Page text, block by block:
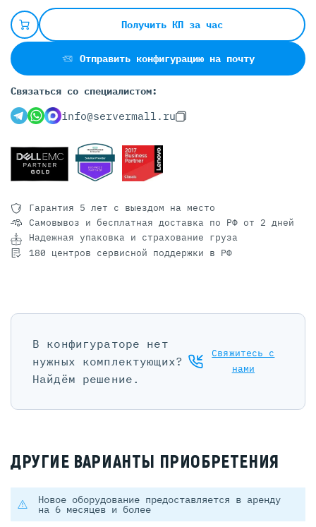
Отправить конфигурацию на почту
Получить КП за час
Связаться со специалистом:
info@servermall.ru
Гарантия 5 лет с выездом на место
Самовывоз и бесплатная доставка по РФ от 2 дней
Надежная упаковка и страхование груза
180 центров сервисной поддержки в РФ
В конфигураторе нет
нужных комплектующих?
Найдём решение.
Свяжитесь с
нами
ДРУГИЕ ВАРИАНТЫ ПРИОБРЕТЕНИЯ
Новое оборудование предоставляется в аренду
на 6 месяцев и более